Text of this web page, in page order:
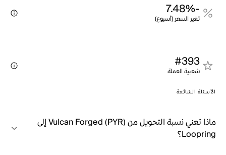
-7.48%
تغير السعر (أسبوع)
#393
شعبية العملة
الأسئلة الشائعة
ماذا تعني نسبة التحويل من Vulcan Forged (PYR) إلى
Loopring؟